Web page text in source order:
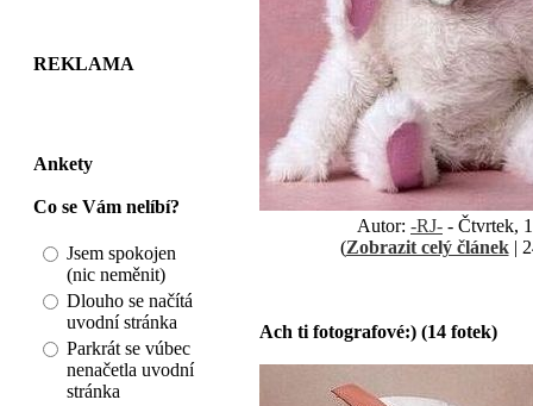
REKLAMA
Ankety
Co se Vám nelíbí?
Jsem spokojen
(nic neměnit)
Dlouho se načítá
uvodní stránka
Parkrát se vúbec
nenačetla uvodní
stránka
Autor: -RJ- - Čtvrtek,
(Zobrazit celý článek|
Ach ti fotografové:) (14 fotek)